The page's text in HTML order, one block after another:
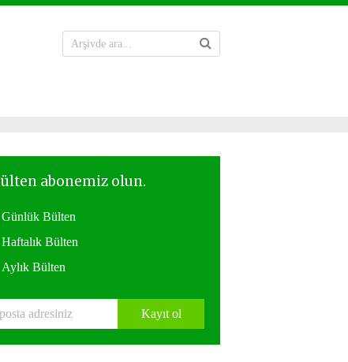
Günlük Bülten
Haftalık Bülten
Aylık Bülten
Kayıt ol